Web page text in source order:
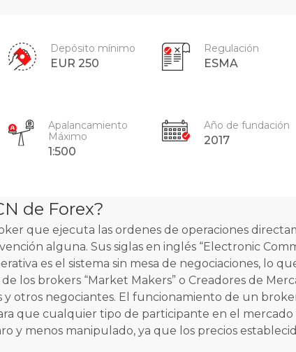
Depósito mínimo
EUR 250
Regulación
ESMA
Apalancamiento
Máximo
1:500
Año de fundación
2017
de Forex?
que ejecuta las ordenes de operaciones
alguna. Sus siglas en inglés “Electronic
es el sistema sin mesa de negociaciones, lo
los brokers “Market Makers” o Creadores de
y otros negociantes. El funcionamiento de un
que cualquier tipo de participante en el
y menos manipulado, ya que los precios